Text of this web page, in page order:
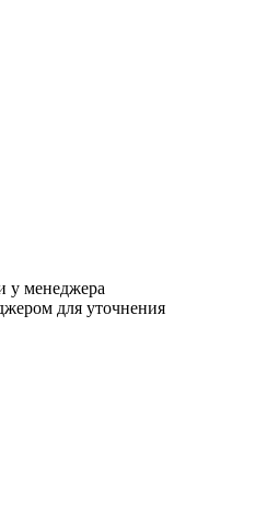
у менеджера
для уточнения